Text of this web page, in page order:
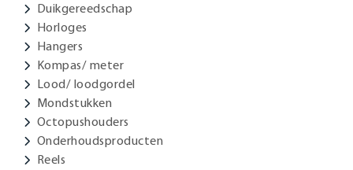
Duikgereedschap
Horloges
Hangers
Kompas/ meter
Lood/ loodgordel
Mondstukken
Octopushouders
Onderhoudsproducten
Reels